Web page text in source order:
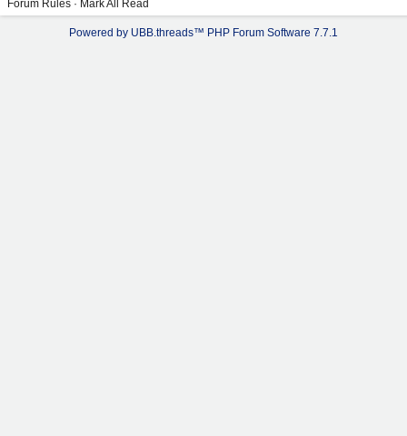
Forum Rules · Mark All Read
Powered by UBB.threads™ PHP Forum Software 7.7.1